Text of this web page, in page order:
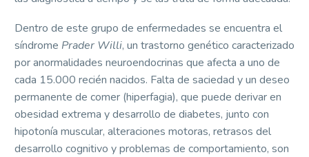
Dentro de este grupo de enfermedades se encuentra el
síndrome Prader Willi, un trastorno genético caracterizado
por anormalidades neuroendocrinas que afecta a uno de
cada 15.000 recién nacidos. Falta de saciedad y un deseo
permanente de comer (hiperfagia), que puede derivar en
obesidad extrema y desarrollo de diabetes, junto con
hipotonía muscular, alteraciones motoras, retrasos del
desarrollo cognitivo y problemas de comportamiento, son